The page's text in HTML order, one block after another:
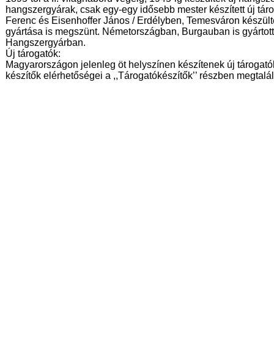
hangszergyárak, csak egy-egy idősebb mester készített új
Ferenc és Eisenhoffer János / Erdélyben, Temesváron
gyártása is megszünt. Németországban, Burgauban is
Hangszergyárban.
Új tárogatók:
Magyarországon jelenleg öt helyszínen készítenek új
készítők elérhetőségei a ,,Tárogatókészítők’’ részben